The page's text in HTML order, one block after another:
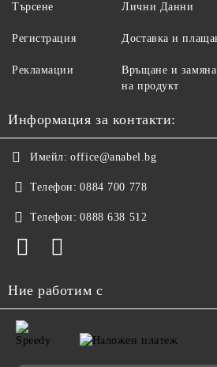
Търсене
Регистрация
Рекламации
Лични Данни
Доставка и
Връщане и замяна
на продукт
Информация за контакти:
Имейл: office@anabel.bg
Телефон: 0884 700 778
Телефон: 0888 638 512
Ние работим с